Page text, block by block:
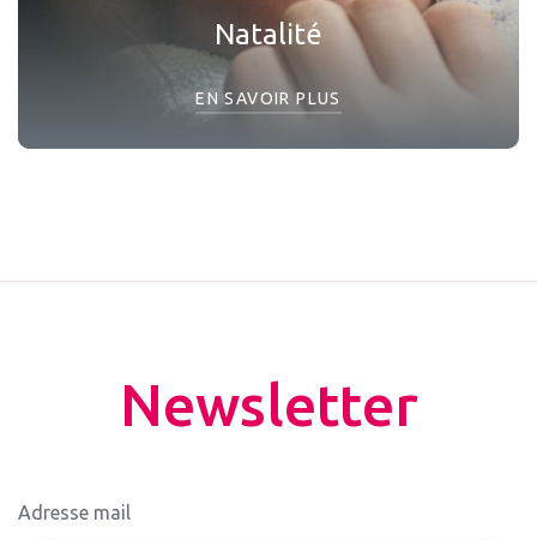
Natalité
EN SAVOIR PLUS
Newsletter
Adresse mail